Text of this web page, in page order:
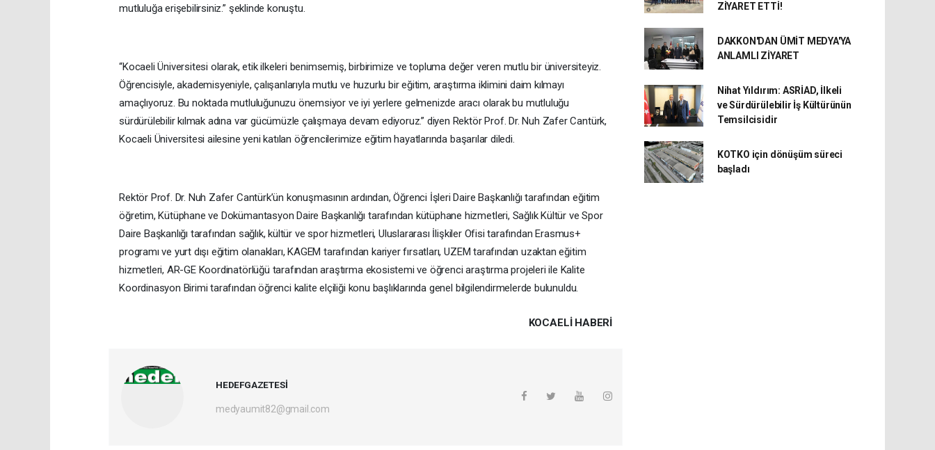
mutluluğa erişebilirsiniz.” şeklinde konuştu.
“Kocaeli Üniversitesi olarak, etik ilkeleri benimsemiş, birbirimize ve topluma değer veren mutlu bir üniversiteyiz.
Öğrencisiyle, akademisyeniyle, çalışanlarıyla mutlu ve huzurlu bir eğitim, araştırma iklimini daim kılmayı
amaçlıyoruz. Bu noktada mutluluğunuzu önemsiyor ve iyi yerlere gelmenizde aracı olarak bu mutluluğu
sürdürülebilir kılmak adına var gücümüzle çalışmaya devam ediyoruz.” diyen Rektör Prof. Dr. Nuh Zafer Cantürk,
Kocaeli Üniversitesi ailesine yeni katılan öğrencilerimize eğitim hayatlarında başarılar diledi.
Rektör Prof. Dr. Nuh Zafer Cantürk’ün konuşmasının ardından, Öğrenci İşleri Daire Başkanlığı tarafından eğitim
öğretim, Kütüphane ve Dokümantasyon Daire Başkanlığı tarafından kütüphane hizmetleri, Sağlık Kültür ve Spor
Daire Başkanlığı tarafından sağlık, kültür ve spor hizmetleri, Uluslararası İlişkiler Ofisi tarafından Erasmus+
programı ve yurt dışı eğitim olanakları, KAGEM tarafından kariyer fırsatları, UZEM tarafından uzaktan eğitim
hizmetleri, AR-GE Koordinatörlüğü tarafından araştırma ekosistemi ve öğrenci araştırma projeleri ile Kalite
Koordinasyon Birimi tarafından öğrenci kalite elçiliği konu başlıklarında genel bilgilendirmelerde bulunuldu.
KOCAELI HABERİ
HEDEFGAZETESİ
medyaumit82@gmail.com
ZİYARET ETTİ!
DAKKON'DAN ÜMİT MEDYA'YA
ANLAMLI ZİYARET
Nihat Yıldırım: ASRİAD, İlkeli
ve Sürdürülebilir İş Kültürünün
Temsilcisidir
KOTKO için dönüşüm süreci
başladı